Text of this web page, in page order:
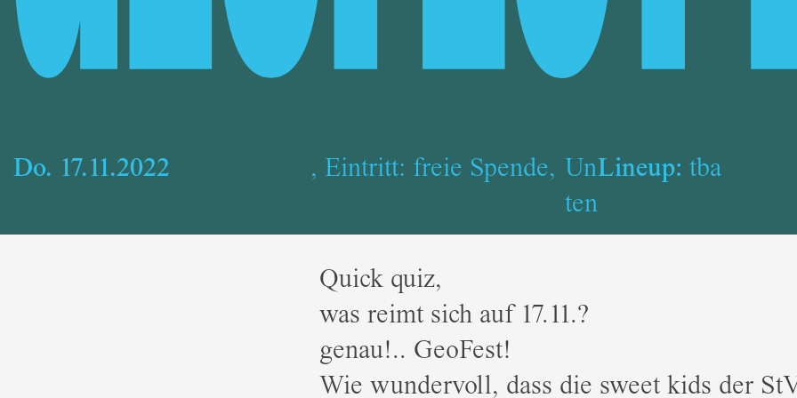
Do. 17.11.2022 , Eintritt: freie Spende, Un
ten
Lineup: tba
Quick quiz,
was reimt sich auf 17.11.?
genau!.. GeoFest!
Wie wundervoll, dass die sweet kids der